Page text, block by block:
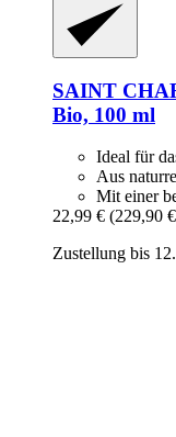
SAINT
Bio, 100 ml
Ideal für
Aus
Mit einer
22,99 € (229,90
Zustellung bis